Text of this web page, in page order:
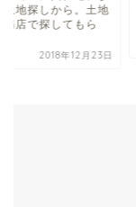
土地探しから。土地
務店で探してもら
2018年12月23日